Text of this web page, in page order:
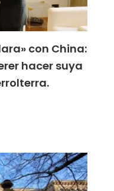
con China:
hacer suya